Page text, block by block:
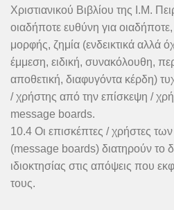
Χριστιανικού Βιβλίου της Ι.Μ.
οιαδήποτε ευθύνη για
μορφής, ζημία (ενδεικτικά αλλά
έμμεση, ειδική, συνακόλουθη,
αποθετική, διαφυγόντα κέρδη)
/ χρήστης από την επίσκεψη /
message boards.
10.4 Οι επισκέπτες / χρήστες
(message boards) διατηρούν το
ιδιοκτησίας στις απόψεις που
τους.